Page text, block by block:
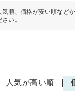
気順、価格が安い順など
い。
人気が高い順